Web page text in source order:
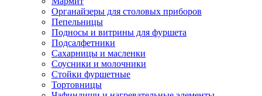
Органайзеры для столовых приборов
Пепельницы
Подносы и витрины для фуршета
Подсалфетники
Сахарницы и масленки
Соусники и молочники
Стойки фуршетные
Тортовницы